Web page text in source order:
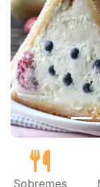
Anterior
Sobremes